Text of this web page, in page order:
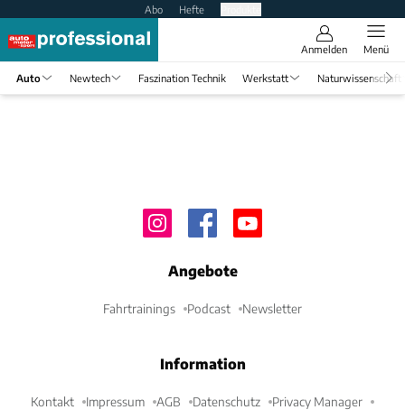
Abo Hefte
Anmelden Menü
Auto Newtech Faszination Technik Werkstatt Naturwissenschaft
Angebote
Fahrtrainings Podcast Newsletter
Information
Kontakt Impressum AGB Datenschutz Privacy Manager